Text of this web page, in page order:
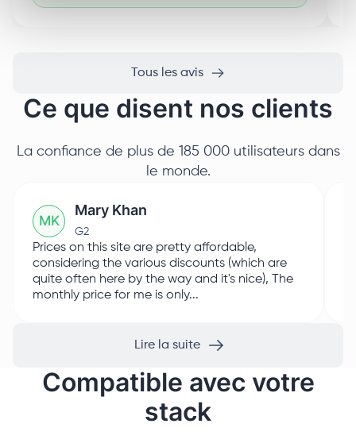
Tous les avis
Ce que disent nos clients
La confiance de plus de 185 000 utilisateurs dans
le monde.
MK
Mary Khan
G2
Prices on this site are pretty affordable,
considering the various discounts (which are
quite often here by the way and it's nice), The
monthly price for me is only...
Lire la suite
Compatible avec votre
stack